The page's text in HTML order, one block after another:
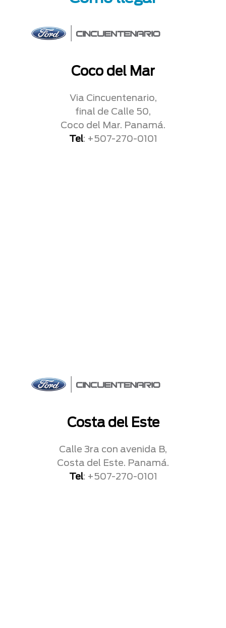
Coco del Mar
Via Cincuentenario,
final de Calle 50,
Coco del Mar. Panamá.
Tel: +507-270-0101
Costa del Este
Calle 3ra con avenida B,
Costa del Este. Panamá.
Tel: +507-270-0101